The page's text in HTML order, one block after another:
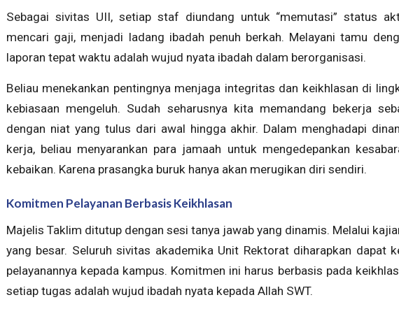
Sebagai sivitas UII, setiap staf diundang untuk “memutasi” status
mencari gaji, menjadi ladang ibadah penuh berkah. Melayani tamu
laporan tepat waktu adalah wujud nyata ibadah dalam berorganisasi.
Beliau menekankan pentingnya menjaga integritas dan keikhlasan di
kebiasaan mengeluh. Sudah seharusnya kita memandang bekerja
dengan niat yang tulus dari awal hingga akhir. Dalam menghadapi
kerja, beliau menyarankan para jamaah untuk mengedepankan
kebaikan. Karena prasangka buruk hanya akan merugikan diri sendiri.
Komitmen Pelayanan Berbasis Keikhlasan
Majelis Taklim ditutup dengan sesi tanya jawab yang dinamis. Melalui
yang besar. Seluruh sivitas akademika Unit Rektorat diharapkan dapat
pelayanannya kepada kampus. Komitmen ini harus berbasis pada
setiap tugas adalah wujud ibadah nyata kepada Allah SWT.